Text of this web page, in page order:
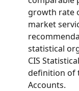
growth rate
market
statistical
CIS
definition of
Accounts.